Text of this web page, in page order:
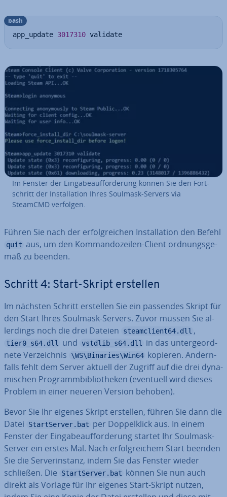
app_update 3017310 validate
bash
Im Fenster der Ein­ga­be­auf­for­de­rung können Sie den Fort­
schritt der In­stal­la­ti­on Ihres Soulmask-Servers via
SteamCMD verfolgen.
Führen Sie nach der er­folg­rei­chen In­stal­la­ti­on den Befehl
quit aus, um den Kom­man­do­zei­len-Client ord­nungs­ge­
mäß zu beenden.
Schritt 4: Start-Skript erstellen
Im nächsten Schritt erstellen Sie ein passendes Skript für
den Start Ihres Soulmask-Servers. Zuvor müssen Sie al­
ler­dings noch die drei Dateien
steamclient64.dll ,
tier0_s64.dll und vstdlib_s64.dll in das un­ter­ge­ord­
ne­te Ver­zeich­nis
\WS\Binaries\Win64 kopieren. An­dern­
falls fehlt dem Server aktuell der Zugriff auf die drei dy­na­
mi­schen Pro­gramm­bi­blio­the­ken (eventuell wird dieses
Problem in einer neueren Version behoben).
Bevor Sie Ihr eigenes Skript erstellen, führen Sie dann die
Datei
StartServer.bat per Dop­pel­klick aus. In einem
Fenster der Ein­ga­be­auf­for­de­rung startet Ihr Soulmask-
Server ein erstes Mal. Nach er­folg­rei­chem Start beenden
Sie die Ser­ver­in­stanz, indem Sie das Fenster wieder
schließen. Die
StartServer.bat können Sie nun auch
direkt als Vorlage für Ihr eigenes Start-Skript nutzen,